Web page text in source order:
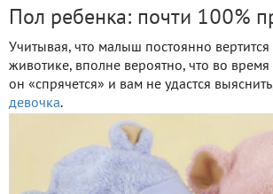
Пол ребенка: почти 100%
Учитывая, что малыш постоянно
животике, вполне вероятно, что во
он «спрячется» и вам не удастся
девочка.